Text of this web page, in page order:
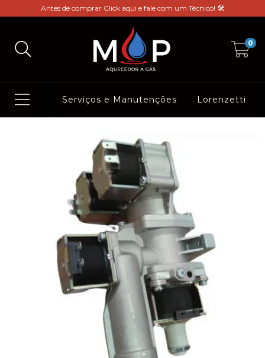
Antes de comprar Click aqui e fale com um Técnico! 🛠️
0
Serviços e Manutenções Lorenzetti